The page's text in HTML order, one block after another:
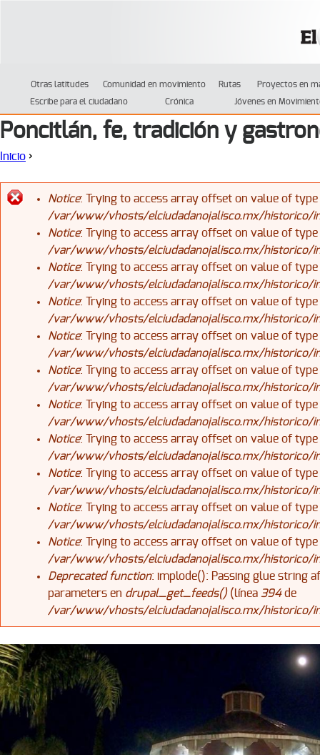
Otras latitudes Comunidad en movimiento Rutas
Proyectos en
Escribe para el ciudadano
Crónica Jóvenes en
Poncitlán, fe, tradición y
Se encuentra usted aquí
Inicio ›
Mensaje de error
Notice: Trying to access array offset on value of
/var/www/vhosts/elciudadanojalisco.mx/historico/
Notice: Trying to access array offset on value of
/var/www/vhosts/elciudadanojalisco.mx/historico/
Notice: Trying to access array offset on value of
/var/www/vhosts/elciudadanojalisco.mx/historico/
Notice: Trying to access array offset on value of
/var/www/vhosts/elciudadanojalisco.mx/historico/
Notice: Trying to access array offset on value of
/var/www/vhosts/elciudadanojalisco.mx/historico/
Notice: Trying to access array offset on value of
/var/www/vhosts/elciudadanojalisco.mx/historico/
Notice: Trying to access array offset on value of
/var/www/vhosts/elciudadanojalisco.mx/historico/
Notice: Trying to access array offset on value of
/var/www/vhosts/elciudadanojalisco.mx/historico/
Notice: Trying to access array offset on value of
/var/www/vhosts/elciudadanojalisco.mx/historico/
Notice: Trying to access array offset on value of
/var/www/vhosts/elciudadanojalisco.mx/historico/
Notice: Trying to access array offset on value of
/var/www/vhosts/elciudadanojalisco.mx/historico/
Deprecated function: implode(): Passing glue string
parameters en drupal_get_feeds()(línea 394de
/var/www/vhosts/elciudadanojalisco.mx/historico/